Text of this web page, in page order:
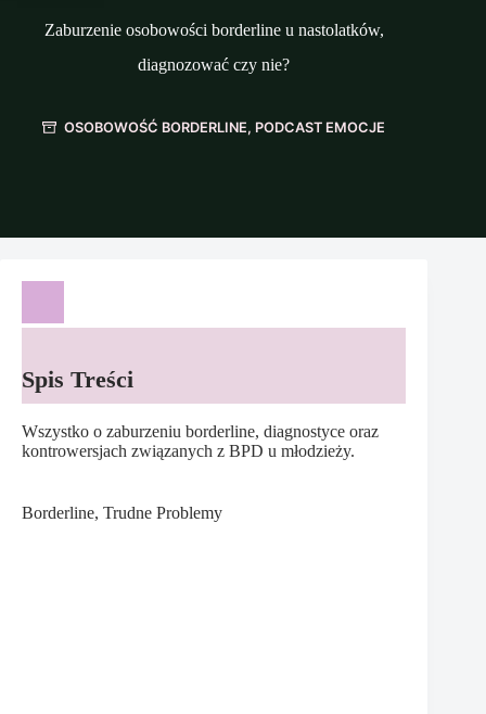
Zaburzenie osobowości borderline u nastolatków,
diagnozować czy nie?
OSOBOWOŚĆ BORDERLINE, PODCAST EMOCJE
Spis Treści
Wszystko o zaburzeniu borderline, diagnostyce oraz
kontrowersjach związanych z BPD u młodzieży.
Borderline, Trudne Problemy